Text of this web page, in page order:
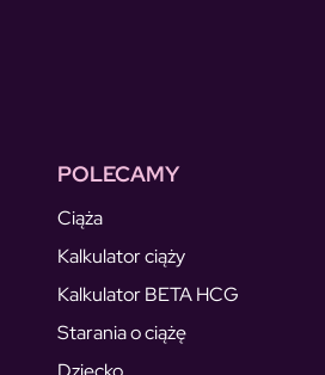
POLECAMY
Ciąża
Kalkulator ciąży
Kalkulator BETA HCG
Starania o ciążę